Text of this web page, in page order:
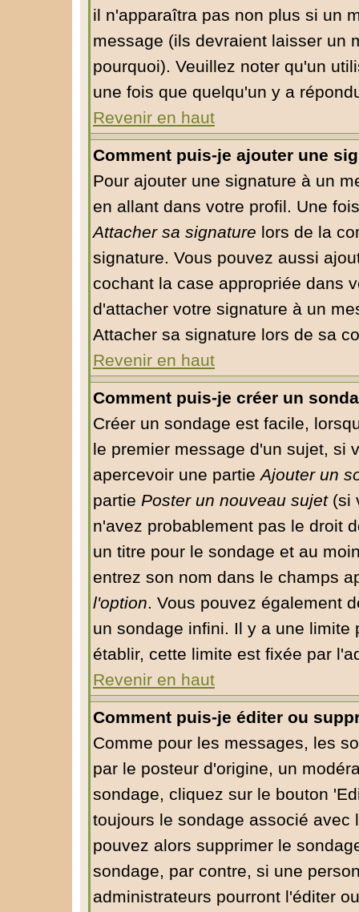
il n'apparaîtra pas non plus si un
message (ils devraient laisser un
pourquoi). Veuillez noter qu'un
une fois que quelqu'un y a
Revenir en haut
Comment puis-je ajouter une
Pour ajouter une signature à un
en allant dans votre profil. Une
Attacher sa signature lors de la
signature. Vous pouvez aussi
cochant la case appropriée dans
d'attacher votre signature à un
Attacher sa signature lors de sa
Revenir en haut
Comment puis-je créer un
Créer un sondage est facile,
le premier message d'un sujet, si
apercevoir une partieAjouter un
partie Poster un nouveau sujet(si
n'avez probablement pas le droit
un titre pour le sondage et au
entrez son nom dans le champs
l'option. Vous pouvez également
un sondage infini. Il y a une
établir, cette limite est fixée par
Revenir en haut
Comment puis-je éditer ou
Comme pour les messages, les
par le posteur d'origine, un
sondage, cliquez sur le bouton
toujours le sondage associé
pouvez alors supprimer le
sondage, par contre, si une
administrateurs pourront l'éditer